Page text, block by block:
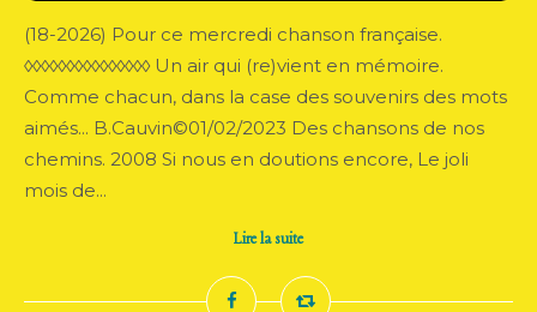
(18-2026) Pour ce mercredi chanson française.
◊◊◊◊◊◊◊◊◊◊◊◊◊◊◊ Un air qui (re)vient en mémoire.
Comme chacun, dans la case des souvenirs des mots
aimés... B.Cauvin©01/02/2023 Des chansons de nos
chemins. 2008 Si nous en doutions encore, Le joli
mois de...
Lire la suite